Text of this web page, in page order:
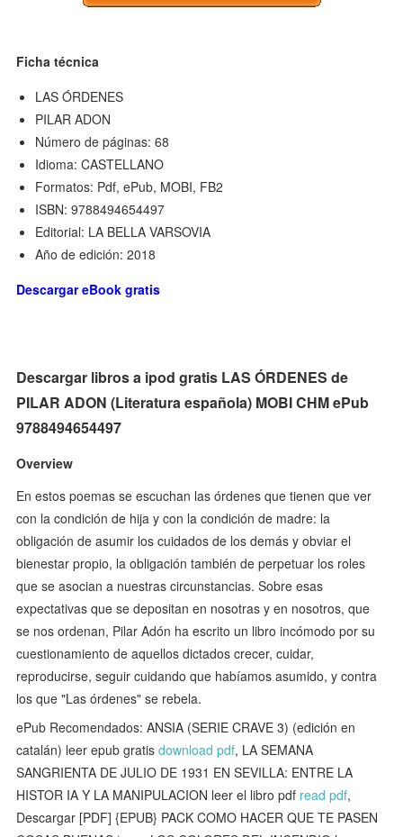
Ficha técnica
LAS ÓRDENES
PILAR ADON
Número de páginas: 68
Idioma: CASTELLANO
Formatos: Pdf, ePub, MOBI, FB2
ISBN: 9788494654497
Editorial: LA BELLA VARSOVIA
Año de edición: 2018
Descargar eBook gratis
Descargar libros a ipod gratis LAS ÓRDENES de
PILAR ADON (Literatura española) MOBI CHM ePub
9788494654497
Overview
En estos poemas se escuchan las órdenes que tienen que ver
con la condición de hija y con la condición de madre: la
obligación de asumir los cuidados de los demás y obviar el
bienestar propio, la obligación también de perpetuar los roles
que se asocian a nuestras circunstancias. Sobre esas
expectativas que se depositan en nosotras y en nosotros, que
se nos ordenan, Pilar Adón ha escrito un libro incómodo por su
cuestionamiento de aquellos dictados crecer, cuidar,
reproducirse, seguir cuidando que habíamos asumido, y contra
los que "Las órdenes" se rebela.
ePub Recomendados: ANSIA (SERIE CRAVE 3) (edición en
catalán) leer epub gratisdownload pdf, LA SEMANA
SANGRIENTA DE JULIO DE 1931 EN SEVILLA: ENTRE LA
HISTOR IA Y LA MANIPULACION leer el libro pdf read pdf,
Descargar [PDF] {EPUB} PACK COMO HACER QUE TE PASEN